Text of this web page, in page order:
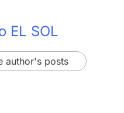
EL SOL
author's posts